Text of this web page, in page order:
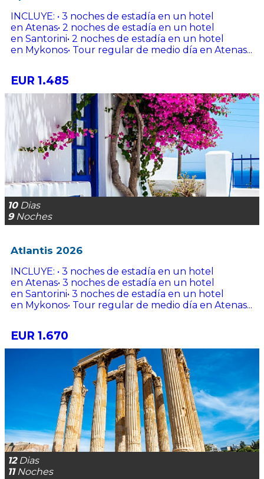
INCLUYE: • 3 noches de estadía en un hotel
en Atenas• 2 noches de estadía en un hotel
en Santorini• 2 noches de estadía en un hotel
en Mykonos• Tour regular de medio día en Atenas...
EUR 1.485
10Dias
9Noches
Atlantis 2026
INCLUYE: • 3 noches de estadía en un hotel
en Atenas• 3 noches de estadía en un hotel
en Santorini• 3 noches de estadía en un hotel
en Mykonos• Tour regular de medio día en Atenas...
EUR 1.670
12Dias
11Noches